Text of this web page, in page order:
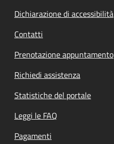
Dichiarazione di accessibilità
Contatti
Prenotazione appuntamento
Richiedi assistenza
Statistiche del portale
Leggi le FAQ
Pagamenti